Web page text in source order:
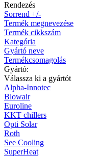
Rendezés
Sorrend +/-
Termék megnevezése
Termék cikkszám
Kategória
Gyártó neve
Termékcsomagolás
Gyártó:
Válassza ki a gyártót
Alpha-Innotec
Blowair
Euroline
KKT chillers
Opti Solar
Roth
See Cooling
SuperHeat